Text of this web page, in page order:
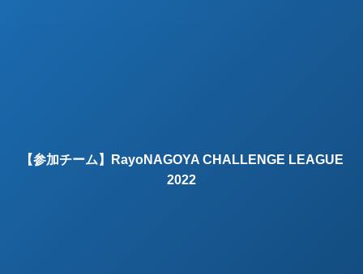
【参加チーム】RayoNAGOYA CHALLENGE LEAGUE
2022